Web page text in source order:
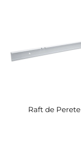
Raft de Perete